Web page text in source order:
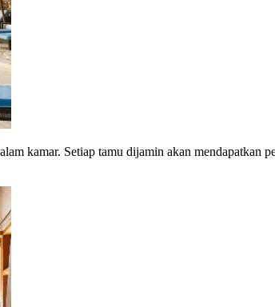
kamar. Setiap tamu dijamin akan mendapatkan